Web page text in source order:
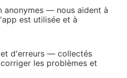
anonymes — nous aident à
est utilisée et à
d'erreurs — collectés
les problèmes et